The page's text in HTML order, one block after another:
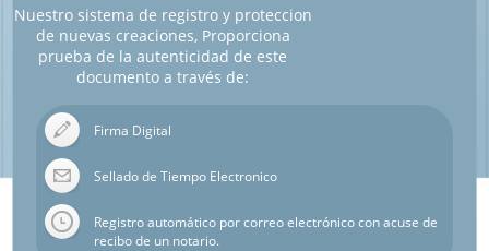
Nuestro sistema de registro y proteccion
de nuevas creaciones, Proporciona
prueba de la autenticidad de este
documento a través de:
Firma Digital
Sellado de Tiempo Electronico
Registro automático por correo electrónico con acuse de
recibo de un notario.